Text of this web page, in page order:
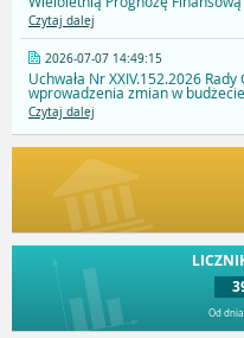
Czytaj dalej
2026-07-07 14:49:15
Uchwała Nr XXIV.152.2026
wprowadzenia zmian w
Czytaj dalej
Od